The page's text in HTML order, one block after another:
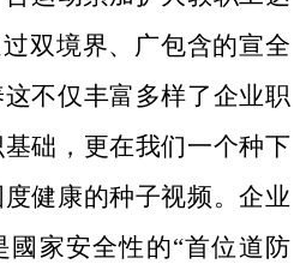
双境界、广包含的宣全
不仅丰富多样了企业职
础，更在我们一个种下
健康的种子视频。企业
國家安全性的“首位道防